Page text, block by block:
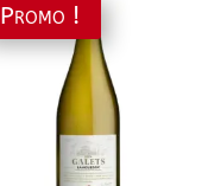
Promo !